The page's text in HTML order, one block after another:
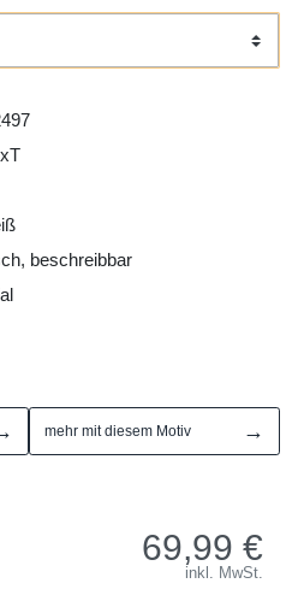
beschreibbar
mehr mit diesem Motiv →
69,99 €
inkl. MwSt.